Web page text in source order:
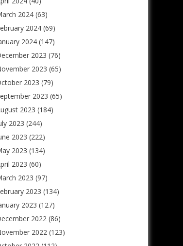
2024(63)
2024(69)
2024(147)
2023 (76)
2023 (65)
2023 (79)
2023 (65)
2023 (184)
2023 (244)
2023 (222)
2023 (134)
2023 (60)
2023 (97)
2023 (134)
2023 (127)
2022(86)
2022(123)